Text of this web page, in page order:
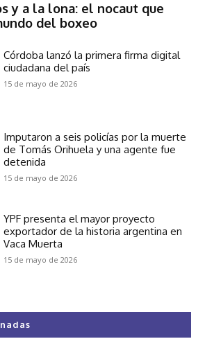
y a la lona: el nocaut que
del boxeo
Córdoba lanzó la primera firma digital
ciudadana del país
15 de mayo de 2026
Imputaron a seis policías por la muerte
de Tomás Orihuela y una agente fue
detenida
15 de mayo de 2026
YPF presenta el mayor proyecto
exportador de la historia argentina en
Vaca Muerta
15 de mayo de 2026